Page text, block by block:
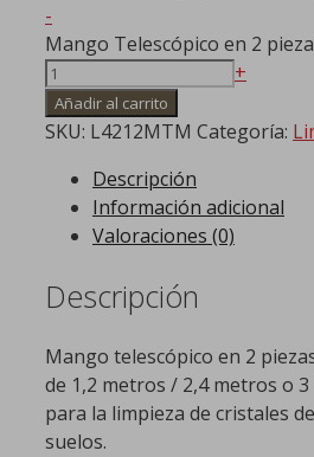
-
Mango Telescópico en 2
+
Añadir al carrito
SKU: L4212MTM Categoría:
Descripción
Información adicional
Valoraciones (0)
Descripción
Mango telescópico en 2
de 1,2 metros / 2,4 metros o
para la limpieza de cristales
suelos.